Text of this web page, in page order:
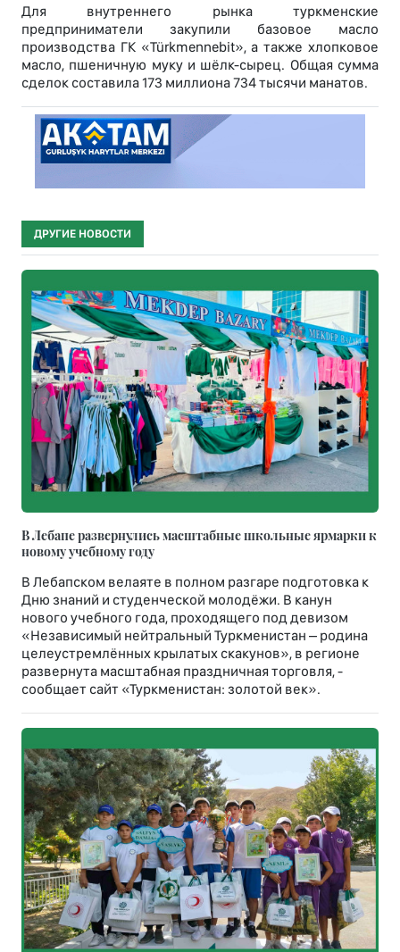
Для внутреннего рынка туркменские
предприниматели закупили базовое масло
производства ГК «Türkmennebit», а также хлопковое
масло, пшеничную муку и шёлк-сырец. Общая сумма
сделок составила 173 миллиона 734 тысячи манатов.
ДРУГИЕ НОВОСТИ
В Лебапе развернулись масштабные школьные ярмарки к
новому учебному году
В Лебапском велаяте в полном разгаре подготовка к
Дню знаний и студенческой молодёжи. В канун
нового учебного года, проходящего под девизом
«Независимый нейтральный Туркменистан – родина
целеустремлённых крылатых скакунов», в регионе
развернута масштабная праздничная торговля, -
сообщает сайт «Туркменистан: золотой век».